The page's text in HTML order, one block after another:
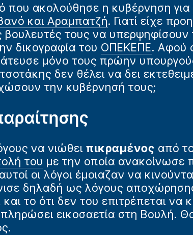
ακολούθησε η κυβέρνηση για
και Αραμπατζή. Γιατί είχε
τους να
δικογραφία του ΟΠΕΚΕΠΕ. Αφού
μόνο τους πρώην
δεν θέλει να δει
την κυβέρνησή τους;
να νιώθει πικραμένος από
του με την οποία
οι λόγοι έμοιαζαν να
δηλαδή ως λόγους
το ότι δεν του επιτρέπεται να
εικοσαετία στη Βουλή.